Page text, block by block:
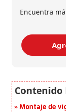
Encuentra
Montaje de